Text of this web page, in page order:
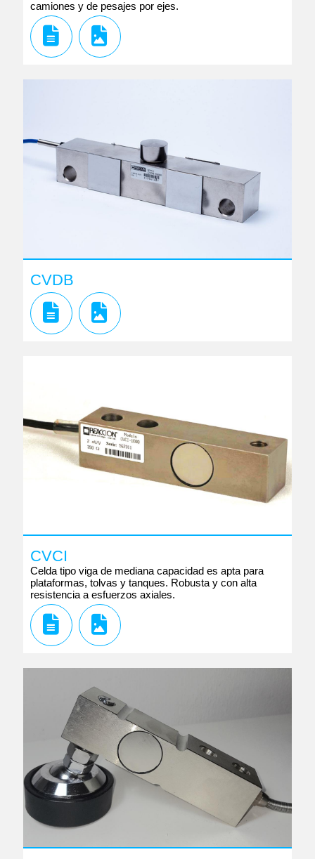
camiones y de pesajes por ejes.
CVDB
CVCI
Celda tipo viga de mediana capacidad es apta para
plataformas, tolvas y tanques. Robusta y con alta
resistencia a esfuerzos axiales.